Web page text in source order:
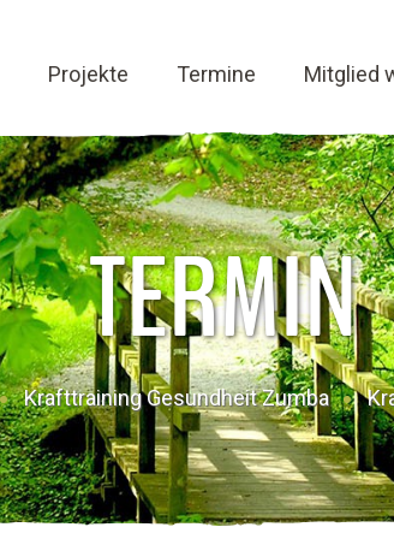
Projekte Termine Mitglied
TERMIN
Krafttraining Gesundheit Zumba